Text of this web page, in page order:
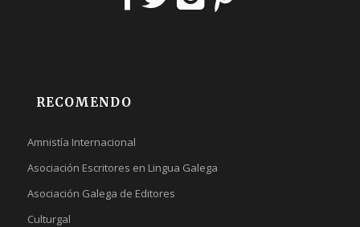
RECOMENDO
Amnistía Internacional
Asociación Escritores en Lingua Galega
Asociación Galega de Editores
Culturgal